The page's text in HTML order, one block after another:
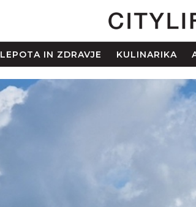
LEPOTA IN ZDRAVJE KULINARIKA